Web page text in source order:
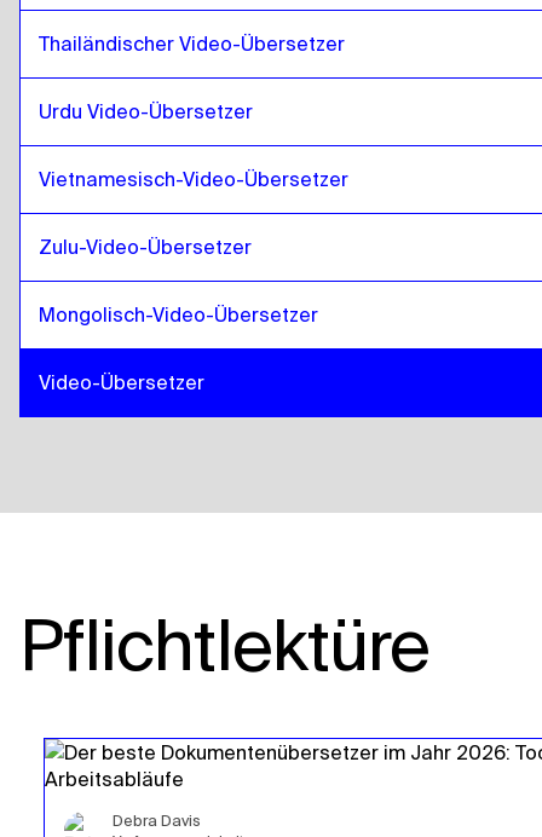
Thailändischer Video-Übersetzer
Urdu Video-Übersetzer
Vietnamesisch-Video-Übersetzer
Zulu-Video-Übersetzer
Mongolisch-Video-Übersetzer
Video-Übersetzer
Pflichtlektüre
Debra Davis